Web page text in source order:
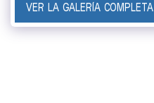
VER LA GALERÍA COMPLETA